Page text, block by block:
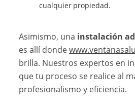
cualquier propiedad.
Asimismo, una instalación
es allí donde
brilla. Nuestros expertos en
que tu proceso se realice al
profesionalismo y eficiencia.